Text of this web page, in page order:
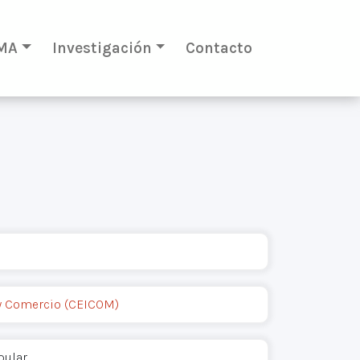
Investigación Contacto
(CEICOM)